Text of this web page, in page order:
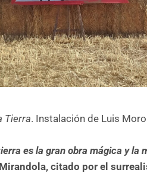
Tierra. Instalación de Luis
es la gran obra mágica y la
citado por el